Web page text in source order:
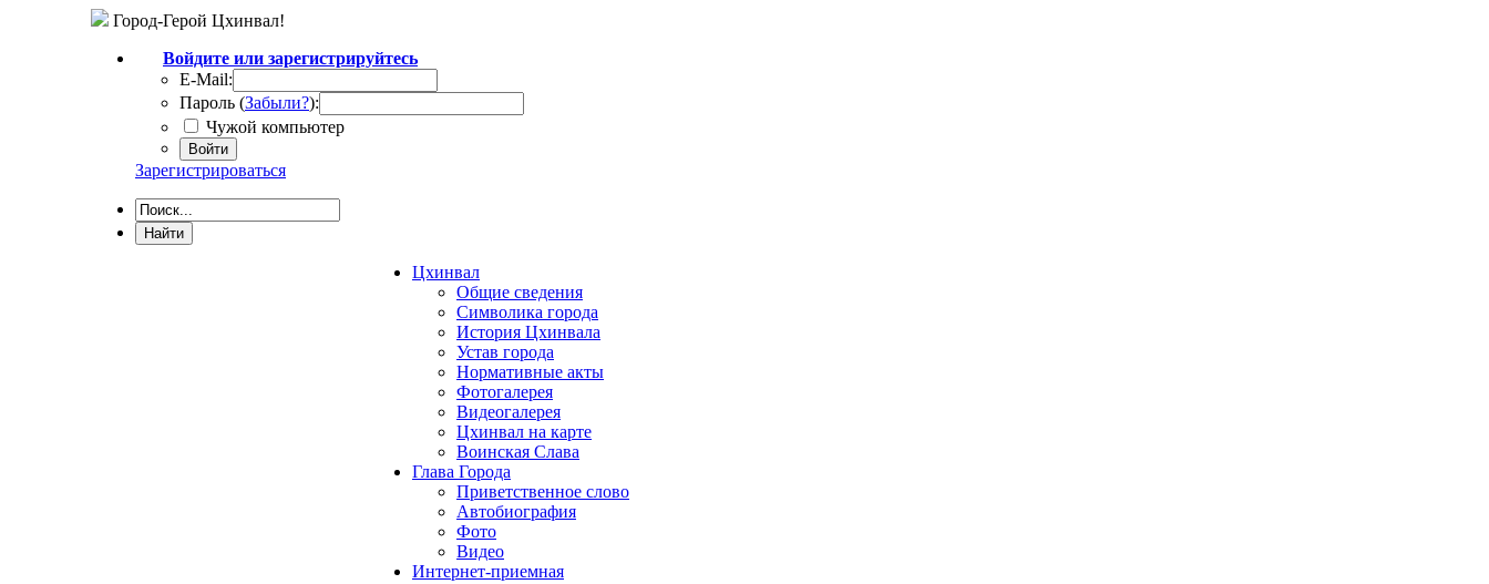
Город-Герой Цхинвал!
Войдите или зарегистрируйтесь
E-Mail:
Пароль (Забыли?):
Чужой компьютер
Войти
Зарегистрироваться
Цхинвал
Общие сведения
Символика города
История Цхинвала
Устав города
Нормативные акты
Фотогалерея
Видеогалерея
Цхинвал на карте
Воинская Слава
Глава Города
Приветственное слово
Автобиография
Фото
Видео
Интернет-приемная